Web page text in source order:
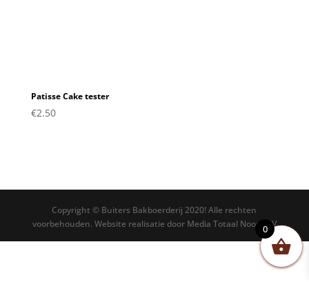
Patisse Cake tester
€2.50
Copyright © Buiters Bakboerderij 2020! Alle rechten
voorbehouden. Website realisatie door Media Totaal Noord BV
0